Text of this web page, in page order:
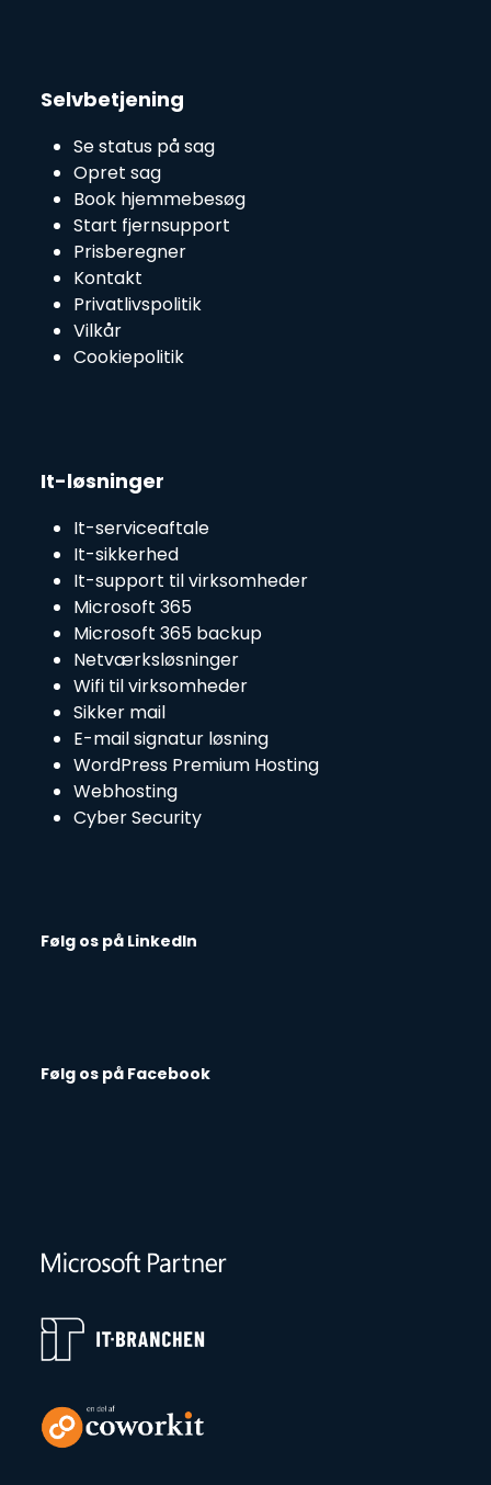
Selvbetjening
Se status på sag
Opret sag
Book hjemmebesøg
Start fjernsupport
Prisberegner
Kontakt
Privatlivspolitik
Vilkår
Cookiepolitik
It-løsninger
It-serviceaftale
It-sikkerhed
It-support til virksomheder
Microsoft 365
Microsoft 365 backup
Netværksløsninger
Wifi til virksomheder
Sikker mail
E-mail signatur løsning
WordPress Premium Hosting
Webhosting
Cyber Security
Følg os på LinkedIn
Følg os på Facebook